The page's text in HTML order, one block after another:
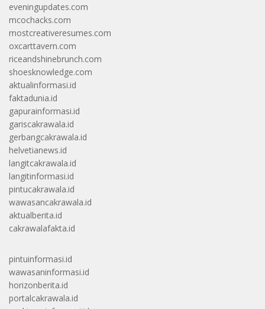
eveningupdates.com
mcochacks.com
mostcreativeresumes.com
oxcarttavern.com
riceandshinebrunch.com
shoesknowledge.com
aktualinformasi.id
faktadunia.id
gapurainformasi.id
gariscakrawala.id
gerbangcakrawala.id
helvetianews.id
langitcakrawala.id
langitinformasi.id
pintucakrawala.id
wawasancakrawala.id
aktualberita.id
cakrawalafakta.id
pintuinformasi.id
wawasaninformasi.id
horizonberita.id
portalcakrawala.id